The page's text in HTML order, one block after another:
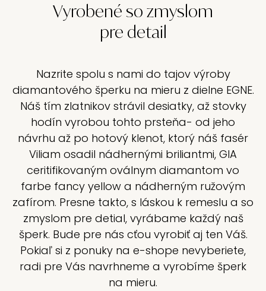
Vyrobené so zmyslom
pre detail
Nazrite spolu s nami do tajov výroby
diamantového šperku na mieru z dielne EGNE.
Náš tím zlatnikov strávil desiatky, až stovky
hodín vyrobou tohto prsteňa- od jeho
návrhu až po hotový klenot, ktorý náš fasér
Viliam osadil nádhernými briliantmi, GIA
ceritifikovaným oválnym diamantom vo
farbe fancy yellow a nádherným ružovým
zafírom. Presne takto, s láskou k remeslu a so
zmyslom pre detial, vyrábame každý naš
šperk. Bude pre nás cťou vyrobiť aj ten Váš.
Pokiaľ si z ponuky na e-shope nevyberiete,
radi pre Vás navrhneme a vyrobíme šperk
na mieru.